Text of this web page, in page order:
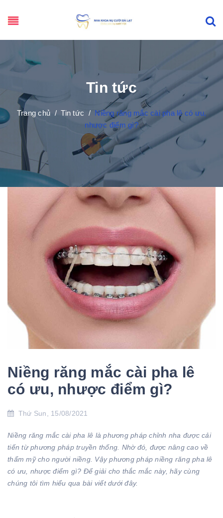
Tin tức
Trang chủ / Tin tức / Niềng răng mắc cài pha lê có ưu,
nhược điểm gì?
Niềng răng mắc cài pha lê
có ưu, nhược điểm gì?
Thứ Sun, 15/08/2021
Niềng răng mắc cài pha lê là phương pháp chỉnh nha được cải
tiến từ phương pháp truyền thống. Nhờ đó, được nâng cao về
thẩm mỹ cho người niềng. Vậy phương pháp niềng răng pha lê
có ưu, nhược điểm gì? Để giải cho thắc mắc này, hãy cùng
chúng tôi tìm hiểu qua bài viết dưới đây.